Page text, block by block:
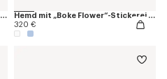
Pullover mit „Boke Flower“-Stickerei aus Merinowolle
Hemd mit „Boke Flower“-Stickerei aus Oxford-Baumwolle
320 €